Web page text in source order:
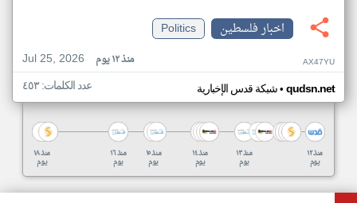
اخبار فلسطين
Politics
Jul 25, 2026
منذ ١٢ يوم AX47YU
شبكة قدس الإخبارية• qudsn.net عدد الكلمات: ٤٥٣
منذ ١٨
يوم
منذ ١٦
يوم
منذ ١٥
يوم
منذ ١٤
يوم
منذ ١٣
يوم
منذ ١٢
يوم